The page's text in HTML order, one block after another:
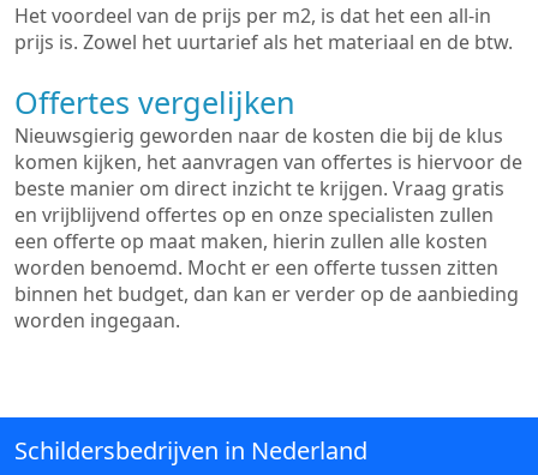
Het voordeel van de prijs per m2, is dat het een all-in
prijs is. Zowel het uurtarief als het materiaal en de btw.
Offertes vergelijken
Nieuwsgierig geworden naar de kosten die bij de klus
komen kijken, het aanvragen van offertes is hiervoor de
beste manier om direct inzicht te krijgen. Vraag gratis
en vrijblijvend offertes op en onze specialisten zullen
een offerte op maat maken, hierin zullen alle kosten
worden benoemd. Mocht er een offerte tussen zitten
binnen het budget, dan kan er verder op de aanbieding
worden ingegaan.
Schildersbedrijven in Nederland